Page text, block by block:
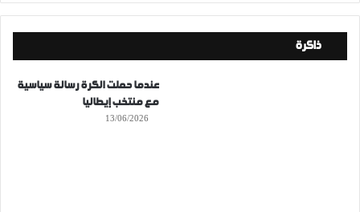
ذاكرة
عندما حملت الكرة رسالة سياسية
مع منتخب إيطاليا
13/06/2026